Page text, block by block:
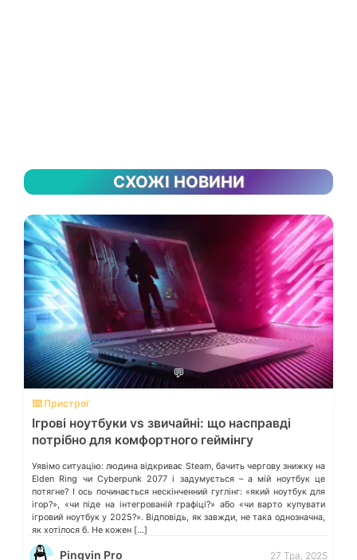
СХОЖІ НОВИНИ
💬
⌨️ Пристрої
Ігрові ноутбуки vs звичайні: що насправді
потрібно для комфортного геймінгу
Уявімо ситуацію: людина відкриває Steam, бачить чергову знижку на
Elden Ring чи Cyberpunk 2077 і задумується – а мій ноутбук це
потягне? І ось починається нескінченний гуглінг: «який ноутбук для
ігор?», «чи піде на інтегрованій графіці?» або «чи варто купувати
ігровий ноутбук у 2025?». Відповідь, як завжди, не така однозначна,
як хотілося б. Не кожен […]
Pingvin Pro 27 Тра, 2025